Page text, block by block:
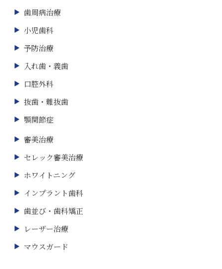
歯周病治療
小児歯科
予防治療
入れ歯・義歯
口腔外科
抜歯・難抜歯
顎関節症
審美治療
セレック審美治療
ホワイトニング
インプラント歯科
歯並び・歯科矯正
レーザー治療
マウスガード